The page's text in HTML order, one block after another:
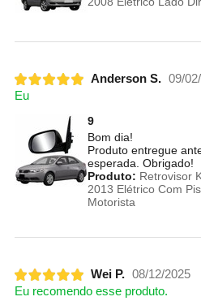
Anderson S. 09/
Eu
9
Bom dia!
Produto entregue
esperada. Obrigado!
Produto: Retrovisor
2013 Elétrico Com
Motorista
Wei P. 08/12/2025
Eu recomendo esse produto.